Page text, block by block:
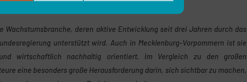
deren aktive Entwicklung seit drei Jahren durch das
unterstützt wird. Auch in Mecklenburg-Vorpommern ist sie
wirtschaftlich nachhaltig orientiert. Im Vergleich zu den großen
eine besonders große Herausforderung darin, sich sichtbar zu machen,